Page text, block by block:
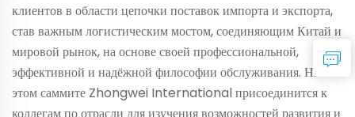
клиентов в области цепочки поставок импорта и экспорта,
став важным логистическим мостом, соединяющим Китай и
мировой рынок, на основе своей профессиональной,
эффективной и надёжной философии обслуживания. На
этом саммите Zhongwei International присоединится к
коллегам по отрасли для изучения возможностей развития и